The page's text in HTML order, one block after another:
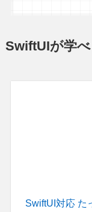
SwiftUIが学
SwiftUI対応 た